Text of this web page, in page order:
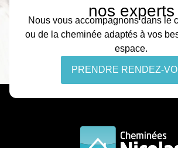
nos experts
Nous vous accompagnons dans le
ou de la cheminée adaptés à vos
espace.
PRENDRE RENDEZ-